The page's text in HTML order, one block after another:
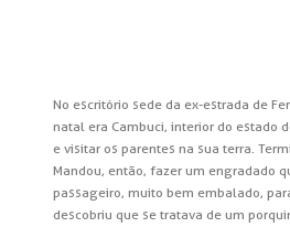
No escritório sede da ex-estrada de
natal era Cambuci, interior do estado
e visitar os parentes na sua terra.
Mandou, então, fazer um engradado
passageiro, muito bem embalado,
descobriu que se tratava de um